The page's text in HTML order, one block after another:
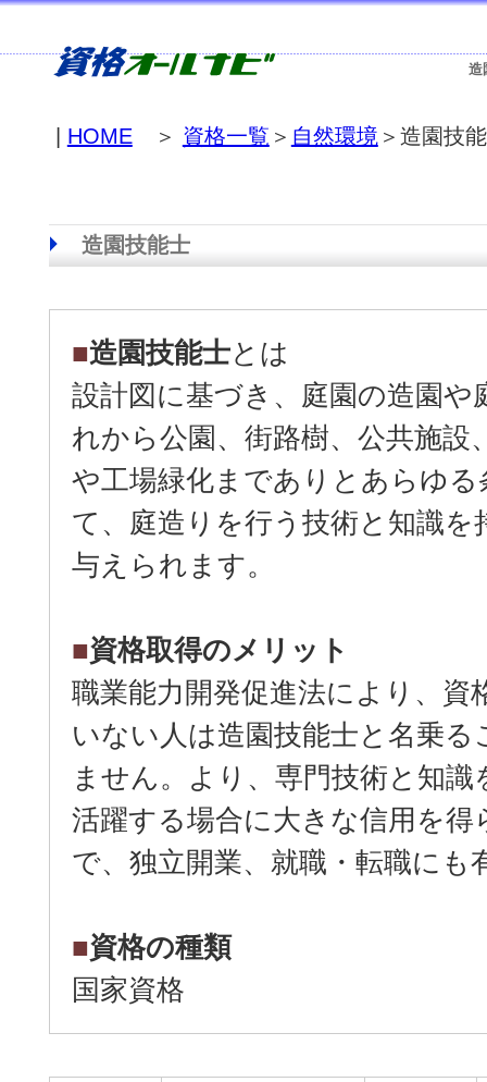
造
HOME＞ 資格一覧 ＞ 自然環境＞造園技
造園技能士
■造園技能士とは
設計図に基づき、庭園の造園や
れから公園、街路樹、公共施設
や工場緑化までありとあらゆる
て、庭造りを行う技術と知識を
与えられます。
■資格取得のメリット
職業能力開発促進法により、資
いない人は造園技能士と名乗る
ません。より、専門技術と知識
活躍する場合に大きな信用を得
で、独立開業、就職・転職にも
■資格の種類
国家資格